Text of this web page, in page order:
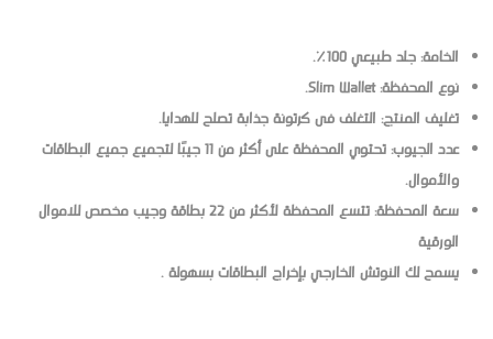
الخامة: جلد طبيعي 100٪.
نوع المحفظة: Slim Wallet.
تغليف المنتج: التغلف فى كرتونة جذابة تصلح للهدايا.
عدد الجيوب: تحتوي المحفظة على أكثر من 11 جيبًا لتجميع جميع البطاقات
والأموال.
سعة المحفظة: تتسع المحفظة لأكثر من 22 بطاقة وجيب مخصص للاموال
الورقية
يسمح لك النوتش الخارجي بإخراج البطاقات بسهولة .